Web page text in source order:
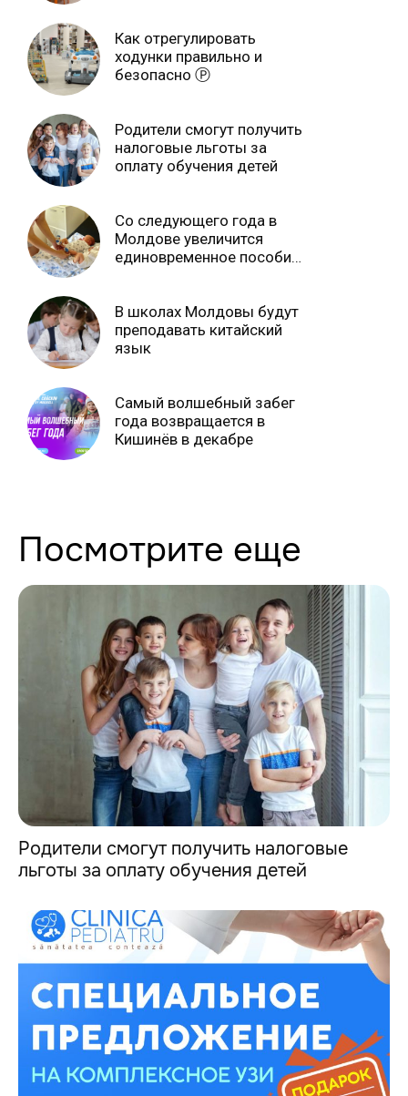
Как отрегулировать
ходунки правильно и
безопасно Ⓟ
Родители смогут получить
налоговые льготы за
оплату обучения детей
Со следующего года в
Молдове увеличится
единовременное пособие
В школах Молдовы будут
преподавать китайский
язык
Самый волшебный забег
года возвращается в
Кишинёв в декабре
Посмотрите еще
Родители смогут получить налоговые
льготы за оплату обучения детей